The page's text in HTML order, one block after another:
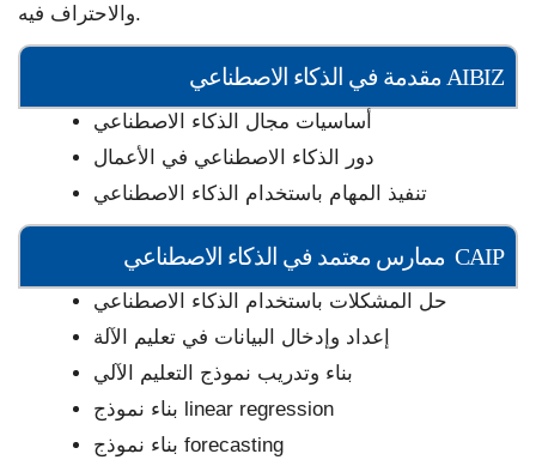
والاحتراف فيه.
مقدمة في الذكاء الاصطناعي AIBIZ
تنفيذ المهام باستخدام الذكاء الاصطناعي
ممارس معتمد في الذكاء الاصطناعي CAIP
بناء نموذج linear regression
بناء نموذج forecasting